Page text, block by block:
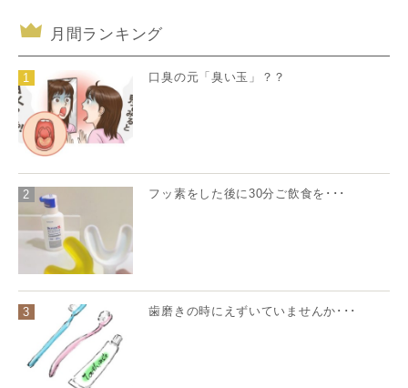
月間ランキング
1 口臭の元「臭い玉」？？
2 フッ素をした後に30分ご飲食を･･･
3 歯磨きの時にえずいていませんか･･･